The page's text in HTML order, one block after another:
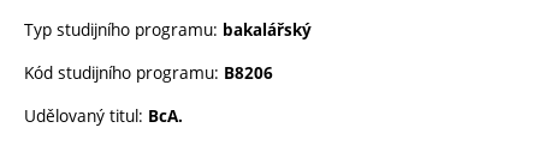
Typ studijního programu: bakalářský
Kód studijního programu: B8206
Udělovaný titul: BcA.